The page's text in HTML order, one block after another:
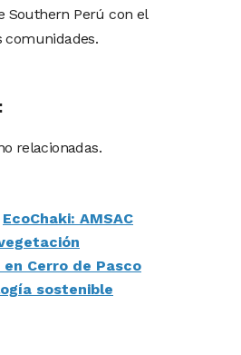
Southern Perú con el
comunidades.
relacionadas.
EcoChaki: AMSAC
Cerro de Pasco
sostenible